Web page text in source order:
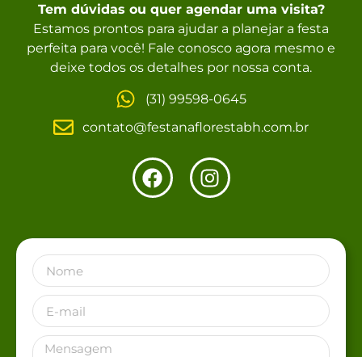
Tem dúvidas ou quer agendar uma visita?
Estamos prontos para ajudar a planejar a festa
perfeita para você! Fale conosco agora mesmo e
deixe todos os detalhes por nossa conta.
(31) 99598-0645
contato@festanaflorestabh.com.br